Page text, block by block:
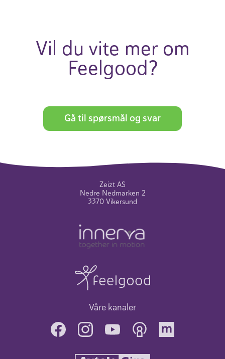
Vil du vite mer om
Feelgood?
Gå til spørsmål og svar
Zeizt AS
Nedre Nedmarken 2
3370 Vikersund
Våre kanaler